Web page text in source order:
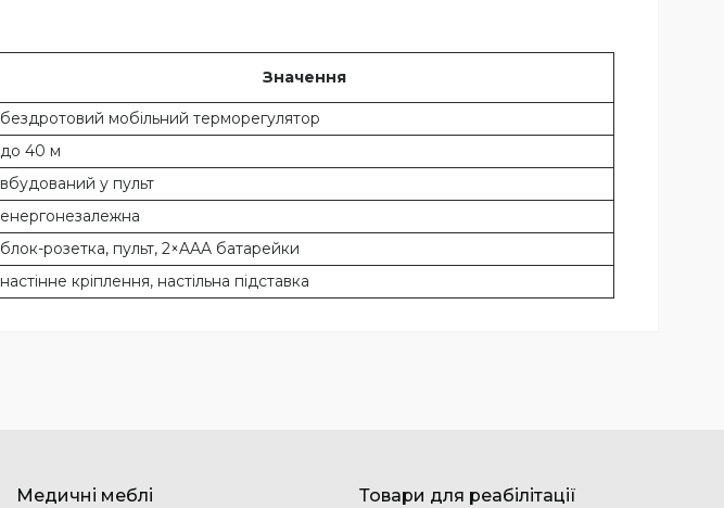
Значення
бездротовий мобільний терморегулятор
до 40 м
вбудований у пульт
енергонезалежна
блок-розетка, пульт, 2×AAA батарейки
настінне кріплення, настільна підставка
Медичні меблі Товари для реабілітації